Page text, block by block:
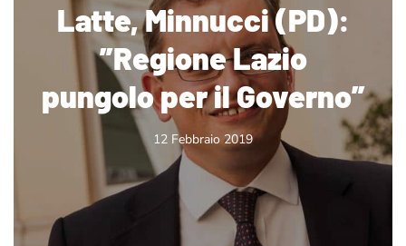
Latte, Minnucci (PD):
”Regione Lazio
pungolo per il Governo”
12 Febbraio 2019